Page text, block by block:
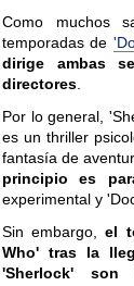
Como muchos
temporadas de
dirige ambas
directores
Por lo general,
es un thriller
fantasía de
principio es
experimental y
Sin embargo,el
Who' tras la
'Sherlock' son